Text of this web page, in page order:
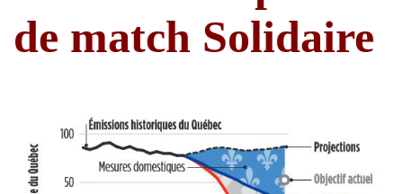
de match Solidaire